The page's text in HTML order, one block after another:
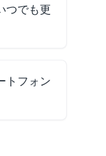
つでも更
トフォン